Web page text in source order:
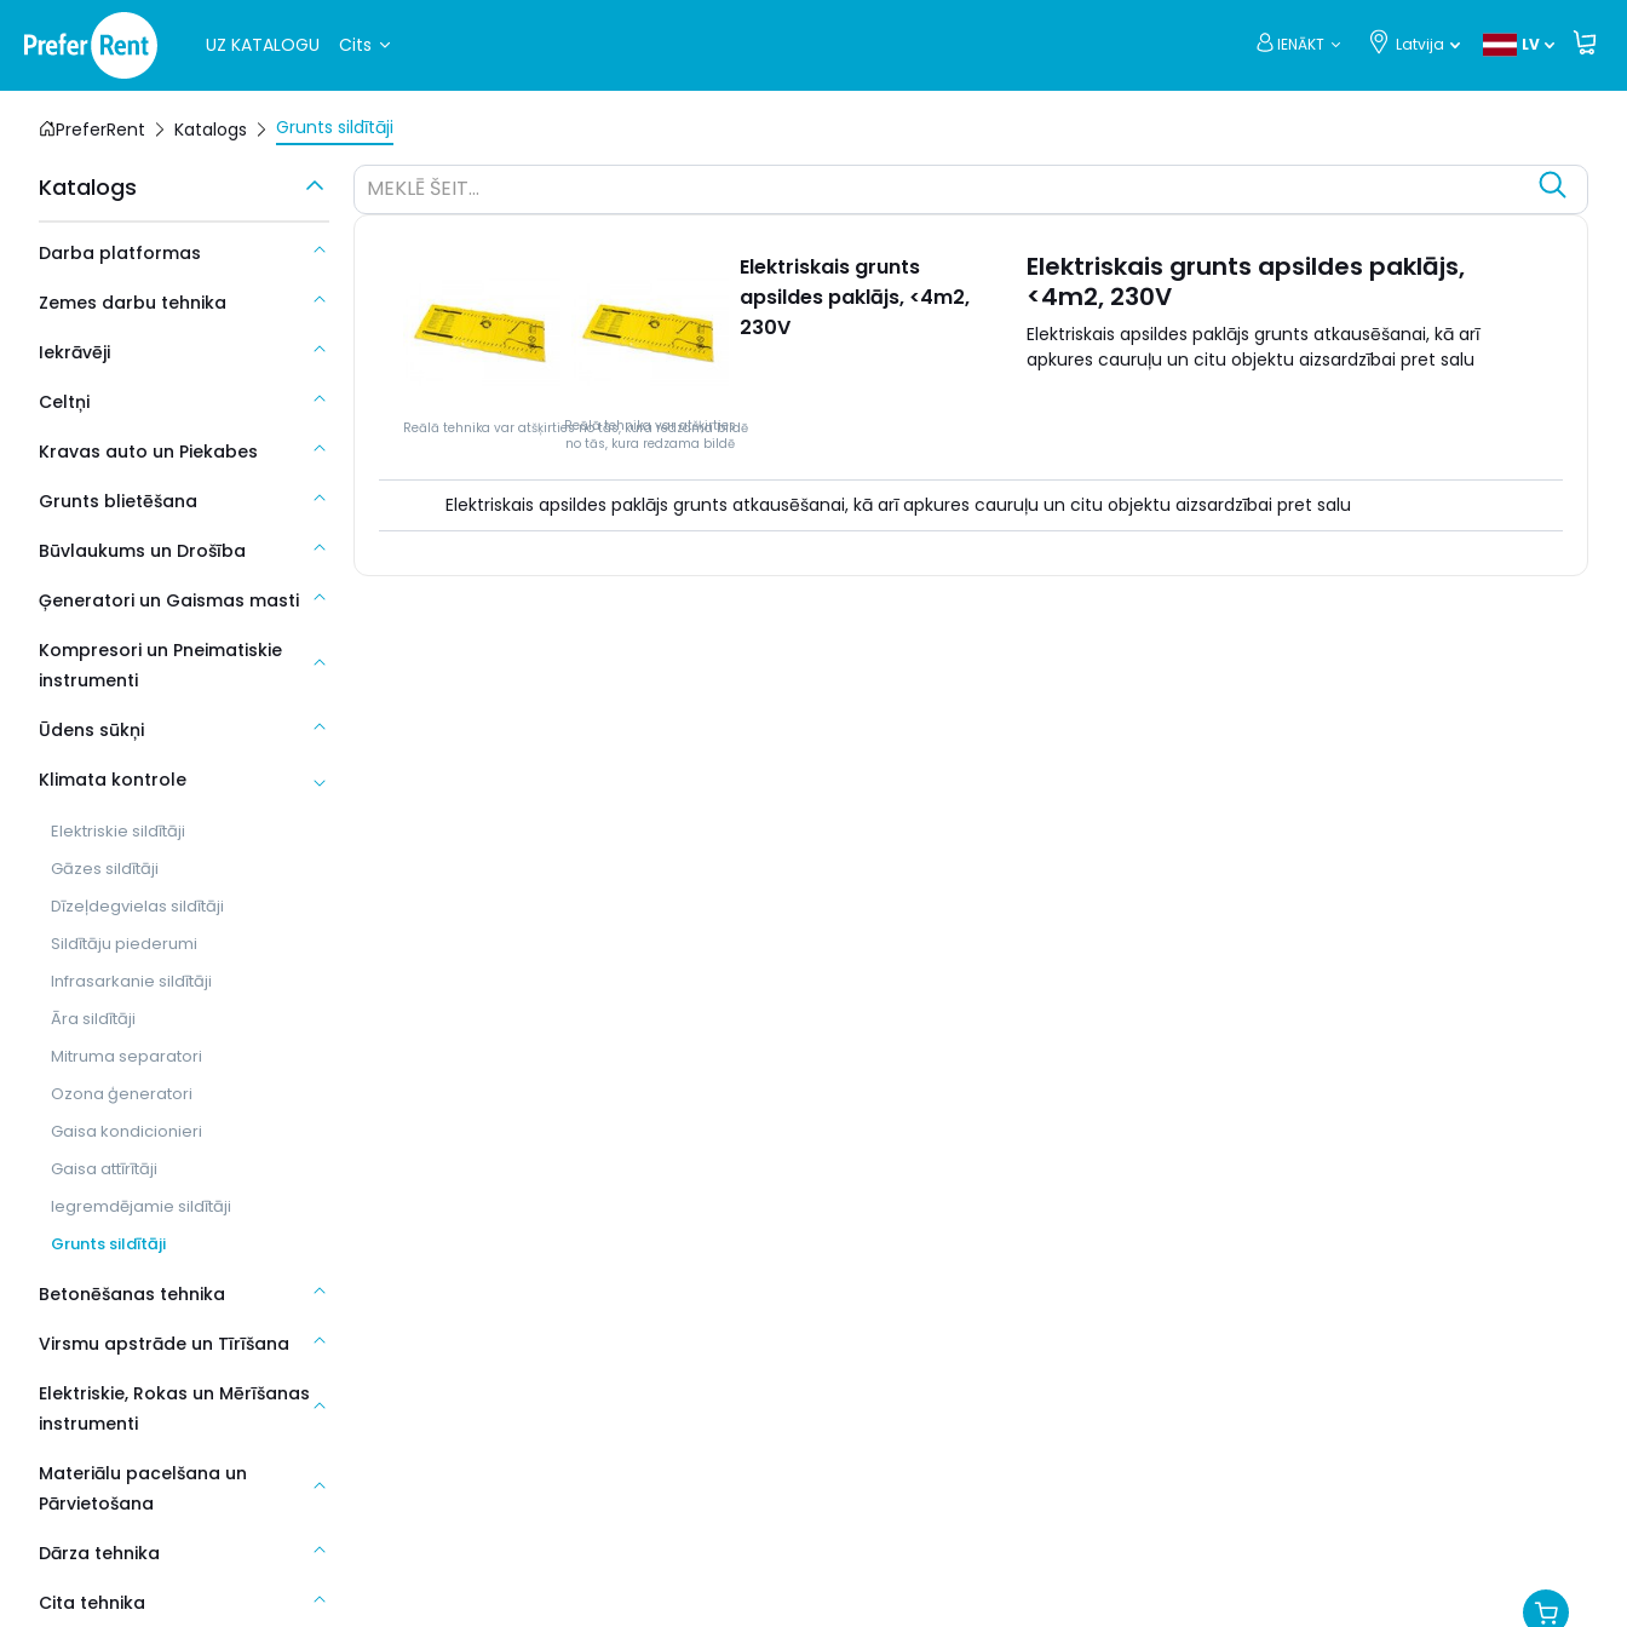
UZ KATALOGU Cits IENĀKT Latvija LV
PreferRent Katalogs Grunts sildītāji
Katalogs
Darba platformas
Zemes darbu tehnika
Iekrāvēji
Celtņi
Kravas auto un Piekabes
Grunts blietēšana
Būvlaukums un Drošība
Ģeneratori un Gaismas masti
Kompresori un Pneimatiskie
instrumenti
Ūdens sūkņi
Klimata kontrole
Elektriskie sildītāji
Gāzes sildītāji
Dīzeļdegvielas sildītāji
Sildītāju piederumi
Infrasarkanie sildītāji
Āra sildītāji
Mitruma separatori
Ozona ģeneratori
Gaisa kondicionieri
Gaisa attīrītāji
Iegremdējamie sildītāji
Grunts sildītāji
Betonēšanas tehnika
Virsmu apstrāde un Tīrīšana
Elektriskie, Rokas un Mērīšanas
instrumenti
Materiālu pacelšana un
Pārvietošana
Dārza tehnika
Cita tehnika
MEKLĒ ŠEIT...
Reālā tehnika var atšķirties no tās, kura redzama bildē
Reālā tehnika var atšķirties
no tās, kura redzama bildē
Elektriskais grunts
apsildes paklājs, <4m2,
230V
Elektriskais grunts apsildes paklājs,
<4m2, 230V
Elektriskais apsildes paklājs grunts atkausēšanai, kā arī
apkures cauruļu un citu objektu aizsardzībai pret salu
Elektriskais apsildes paklājs grunts atkausēšanai, kā arī apkures cauruļu un citu objektu aizsardzībai pret salu